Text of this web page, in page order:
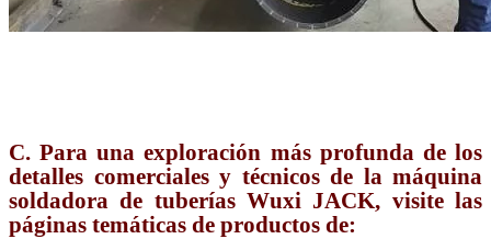
C. Para una exploración más profunda de los
detalles comerciales y técnicos de la máquina
soldadora de tuberías Wuxi JACK, visite las
páginas temáticas de productos de: